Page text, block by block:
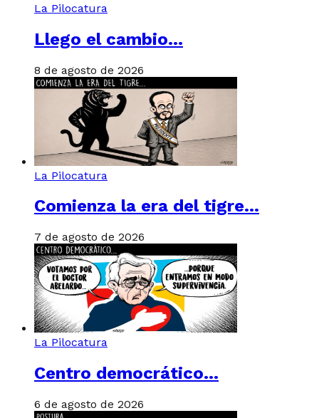
La Pilocatura
Llego el cambio…
8 de agosto de 2026
La Pilocatura
Comienza la era del tigre…
7 de agosto de 2026
La Pilocatura
Centro democrático…
6 de agosto de 2026